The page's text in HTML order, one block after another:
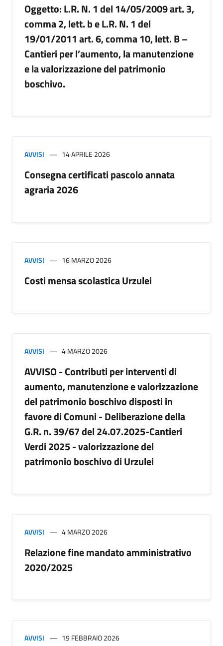
Oggetto: L.R. N. 1 del 14/05/2009 art. 3,
comma 2, lett. b e L.R. N. 1 del
19/01/2011 art. 6, comma 10, lett. B –
Cantieri per l’aumento, la manutenzione
e la valorizzazione del patrimonio
boschivo.
AVVISI 14 APRILE 2026
Consegna certificati pascolo annata
agraria 2026
AVVISI 16 MARZO 2026
Costi mensa scolastica Urzulei
AVVISI 4 MARZO 2026
AVVISO - Contributi per interventi di
aumento, manutenzione e valorizzazione
del patrimonio boschivo disposti in
favore di Comuni - Deliberazione della
G.R. n. 39/67 del 24.07.2025-Cantieri
Verdi 2025 - valorizzazione del
patrimonio boschivo di Urzulei
AVVISI 4 MARZO 2026
Relazione fine mandato amministrativo
2020/2025
AVVISI 19 FEBBRAIO 2026